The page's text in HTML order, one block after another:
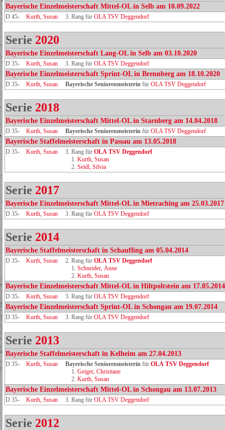
Bayerische Einzelmeisterschaft Mittel-OL in Selb am 10.09.2022
D 45- Kurth, Susan 3. Rang für OLA TSV Deggendorf
Serie 2020
Bayerische Einzelmeisterschaft Lang-OL in Selb am 03.10.2020
D 35- Kurth, Susan 3. Rang für OLA TSV Deggendorf
Bayerische Einzelmeisterschaft Sprint-OL in Brennberg am 18.10.2020
D 35- Kurth, Susan Bayerische Seniorenmeisterin für OLA TSV Deggendorf
Serie 2018
Bayerische Einzelmeisterschaft Mittel-OL in Starnberg am 14.04.2018
D 35- Kurth, Susan Bayerische Seniorenmeisterin für OLA TSV Deggendorf
Bayerische Staffelmeisterschaft in Passau am 13.05.2018
D 35- Kurth, Susan 3. Rang für OLA TSV Deggendorf
1. Kurth, Susan
2. Seidl, Silvia
Serie 2017
Bayerische Einzelmeisterschaft Mittel-OL in Mietraching am 25.03.2017
D 35- Kurth, Susan 3. Rang für OLA TSV Deggendorf
Serie 2014
Bayerische Staffelmeisterschaft in Schaufling am 05.04.2014
D 35- Kurth, Susan 2. Rang für OLA TSV Deggendorf
1. Schneider, Anne
2. Kurth, Susan
Bayerische Einzelmeisterschaft Mittel-OL in Hiltpoltstein am 17.05.2014
D 35- Kurth, Susan 3. Rang für OLA TSV Deggendorf
Bayerische Einzelmeisterschaft Sprint-OL in Schongau am 19.07.2014
D 35- Kurth, Susan 3. Rang für OLA TSV Deggendorf
Serie 2013
Bayerische Staffelmeisterschaft in Kelheim am 27.04.2013
D 35- Kurth, Susan Bayerische Seniorenmeisterin für OLA TSV Deggendorf
1. Geiger, Christiane
2. Kurth, Susan
Bayerische Einzelmeisterschaft Mittel-OL in Schongau am 13.07.2013
D 35- Kurth, Susan 3. Rang für OLA TSV Deggendorf
Serie 2012